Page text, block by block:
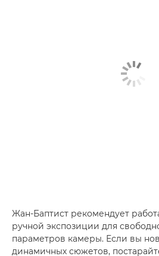
Жан-Баптист рекомендует
ручной экспозиции для
параметров камеры. Если вы
динамичных сюжетов,